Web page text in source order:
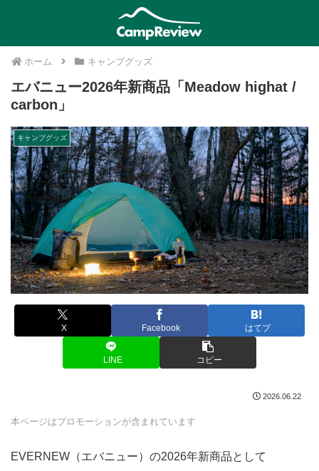
ホーム キャンプグッズ
エバニュー2026年新商品「Meadow highat /
carbon」
キャンプグッズ
X Facebook はてブ
LINE コピー
2026.06.22
本ページはプロモーションが含まれています
EVERNEW（エバニュー）の2026年新商品として